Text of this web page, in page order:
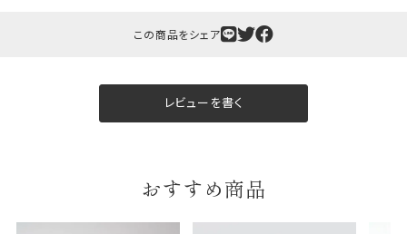
当店でギフト対応の商品をご購入いただきますと、熨
しております。
A.一般的なギフトに使用する包装紙です。
B.婚礼や出産、長寿祝などに使用する包装紙です。
この商品をシェア
レビューを書く
おすすめ商品